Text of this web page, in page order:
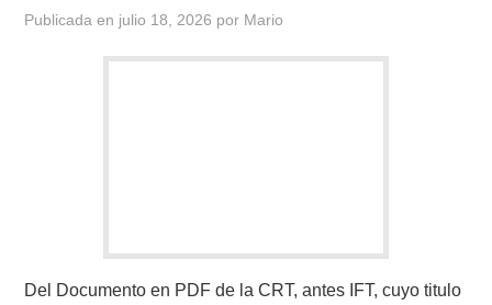
Publicada en julio 18, 2026 por Mario
Del Documento en PDF de la CRT, antes IFT, cuyo titulo